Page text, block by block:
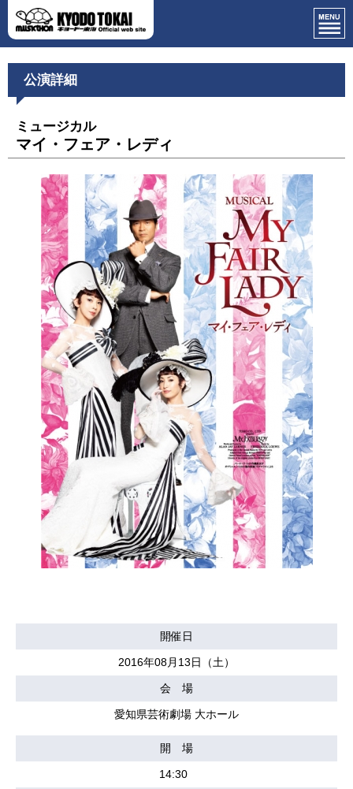
公演詳細
ミュージカル
マイ・フェア・レディ
開催日
2016年08月13日（土）
会 場
愛知県芸術劇場 大ホール
開 場
14:30